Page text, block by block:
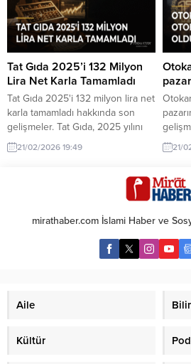
Tat Gıda 2025’i 132 Milyon
Lira Net Karla Tamamladı
Tat Gıda 2025'i 132 milyon lira net
karla tamamladı hakkında son
gelişmeler. Tat Gıda, 2025 yılını
132 milyon lira net karla kapatarak
önemli bir finansal başarı elde
21/02/2026 19:49
çekiyor.
21/
mirathaber.com İslami Haber ve
Aile
Kültür